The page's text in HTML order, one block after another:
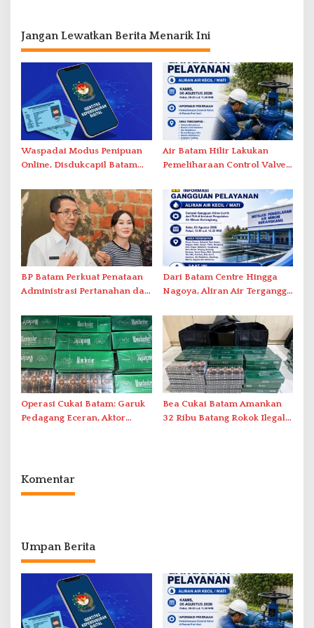
Jangan Lewatkan Berita Menarik Ini
Waspadai Modus Penipuan
Online, Disdukcapil Batam
Tatap Muka
Air Batam Hilir Lakukan
Pemeliharaan Control Valve,
BP Batam Perkuat Penataan
Administrasi Pertanahan dan
Dari Batam Centre Hingga
Nagoya, Aliran Air Terganggu
Duriangkang
Operasi Cukai Batam: Garuk
Pedagang Eceran, Aktor
Bea Cukai Batam Amankan
32 Ribu Batang Rokok Ilegal
Komentar
Umpan Berita